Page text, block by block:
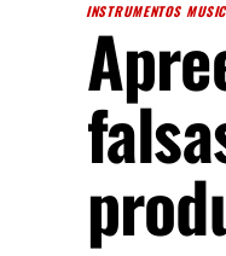
INSTRUMENTOS